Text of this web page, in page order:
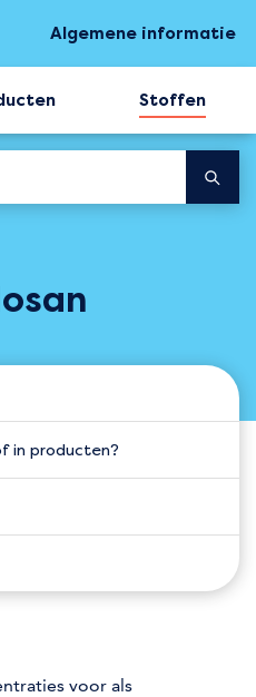
Algemene informatie
Stoffen
in producten?
voor als